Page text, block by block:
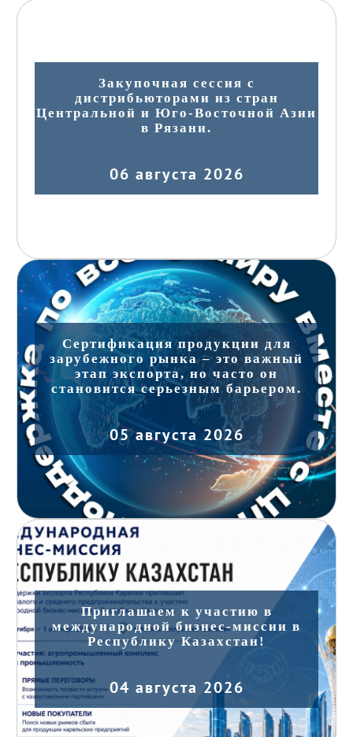
Закупочная сессия с
дистрибьюторами из стран
Центральной и Юго-Восточной Азии
в Рязани.
06 августа 2026
Сертификация продукции для
зарубежного рынка – это важный
этап экспорта, но часто он
становится серьезным барьером.
05 августа 2026
Приглашаем к участию в
международной бизнес-миссии в
Республику Казахстан!
04 августа 2026